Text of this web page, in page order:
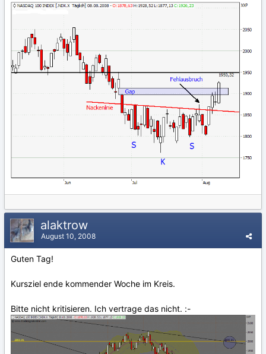
alaktrow
August 10, 2008
Guten Tag!
Kursziel ende kommender Woche im Kreis.
Bitte nicht kritisieren. Ich vertrage das nicht. :-